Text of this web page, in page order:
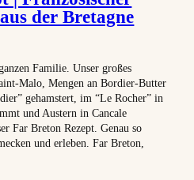
der Bretagne
Familie. Unser großes
Malo, Mengen an Bordier-Butter
gehamstert, im “Le Rocher” in
und Austern in Cancale
Far Breton Rezept. Genau so
und erleben. Far Breton,